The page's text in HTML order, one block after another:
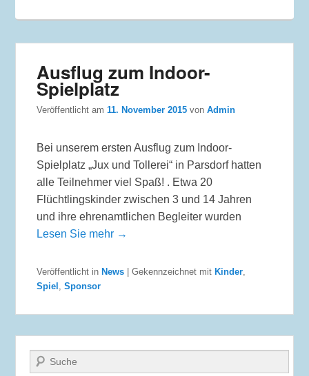
Ausflug zum Indoor-
Spielplatz
Veröffentlicht am11. November 2015 vonAdmin
Bei unserem ersten Ausflug zum Indoor-
Spielplatz „Jux und Tollerei“ in Parsdorf hatten
alle Teilnehmer viel Spaß! . Etwa 20
Flüchtlingskinder zwischen 3 und 14 Jahren
und ihre ehrenamtlichen Begleiter wurden
Lesen Sie mehr →
Veröffentlicht in News |Gekennzeichnet mit Kinder
Spiel
,Sponsor
Suche